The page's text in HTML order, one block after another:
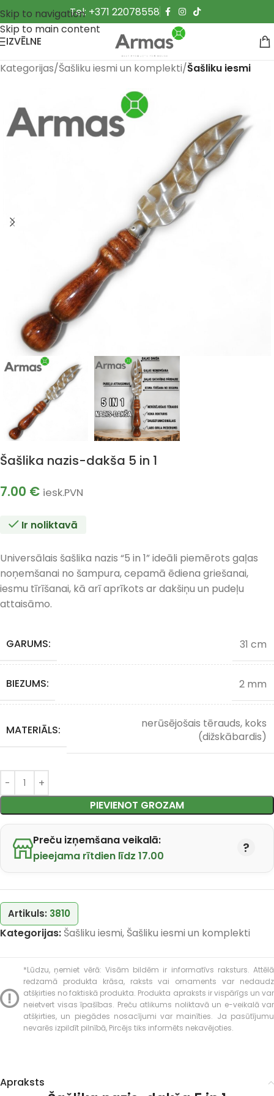
Skip to navigation
Skip to main content
Tel: +371 22078558
IZVĒLNE
Kategorijas Šašliku iesmi un komplekti Šašliku iesmi
Šašlika nazis-dakša 5 in 1
7.00 € iesk.PVN
Ir noliktavā
Universālais šašlika nazis “5 in 1” ideāli piemērots gaļas
noņemšanai no šampura, cepamā ēdiena griešanai,
iesmu tīrīšanai, kā arī aprīkots ar dakšiņu un pudeļu
attaisāmo.
GARUMS: 31 cm
BIEZUMS: 2 mm
MATERIĀLS:
nerūsējošais tērauds, koks
(dižskābardis)
PIEVIENOT GROZAM
Preču izņemšana veikalā:
pieejama rītdien līdz 17.00
Artikuls: 3810
Kategorijas: Šašliku iesmi, Šašliku iesmi un komplekti
*Lūdzu, ņemiet vērā: Visām bildēm ir informatīvs raksturs. Attēlā
redzamā produkta krāsa, raksts vai ornaments var nedaudz
atšķirties no faktiskā produkta. Produkta apraksts ir vispārīgs un var
neietvert visas īpašības. Preču atlikums noliktavā un e-veikalā var
atšķirties, un piegādes nosacījumi var mainīties. Ja pasūtījumu
nevarēs izpildīt pilnībā, Pircējs tiks informēts nekavējoties.
Apraksts